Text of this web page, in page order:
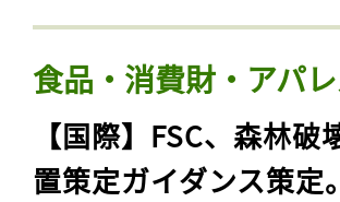
食品・消費財・アパ
【国際】FSC、森林
置策定ガイダンス策定